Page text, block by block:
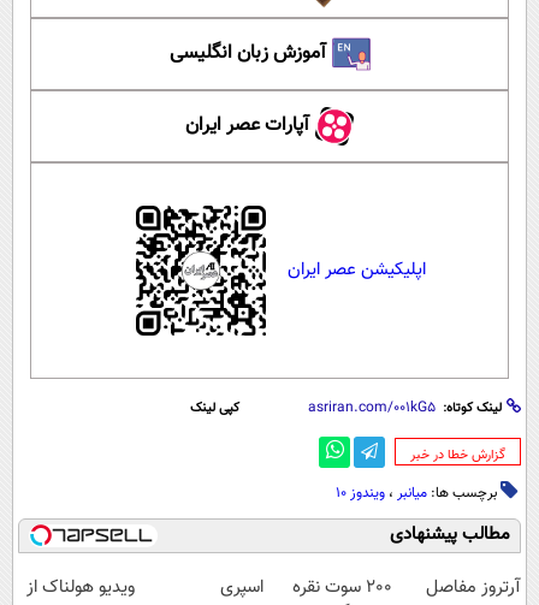
آموزش زبان انگلیسی
آپارات عصر ایران
اپلیکیشن عصر ایران
لینک کوتاه: کپی لینک
‌گزارش خطا در خبر
برچسب ها: میانبر ، ویندوز 10
مطالب پیشنهادی
آرتروز مفاصل
200 سوت نقره
اسپری
ویدیو هولناک از